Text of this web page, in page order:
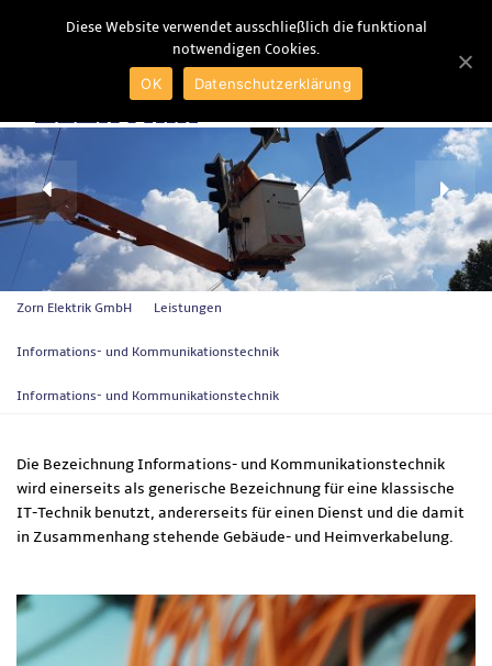
Zorn Elektrik GmbH Leistungen
Informations- und Kommunikationstechnik
Informations- und Kommunikationstechnik
Die Bezeichnung Informations- und Kommunikationstechnik
wird einerseits als generische Bezeichnung für eine klassische
IT-Technik benutzt, andererseits für einen Dienst und die damit
in Zusammenhang stehende Gebäude- und Heimverkabelung.
Diese Website verwendet ausschließlich die funktional
notwendigen Cookies.
OK
Datenschutzerklärung